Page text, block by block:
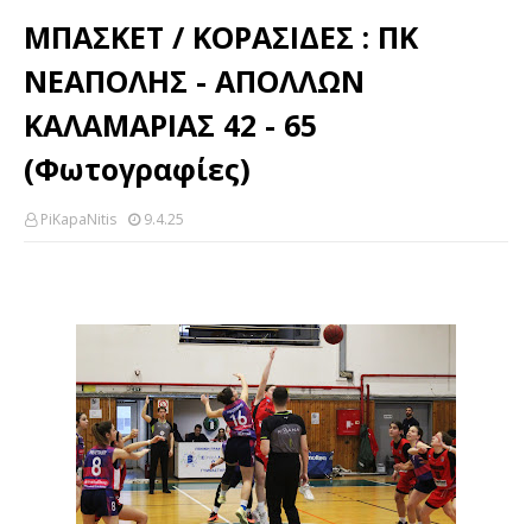
ΜΠΑΣΚΕΤ / ΚΟΡΑΣΙΔΕΣ : ΠΚ
ΝΕΑΠΟΛΗΣ - ΑΠΟΛΛΩΝ
ΚΑΛΑΜΑΡΙΑΣ 42 - 65
(Φωτογραφίες)
PiKapaNitis 9.4.25